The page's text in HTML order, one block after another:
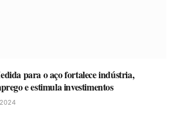
para o aço fortalece indústria,
e estimula investimentos